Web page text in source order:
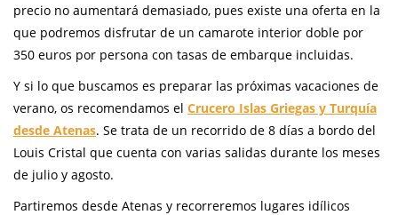
precio no aumentará demasiado, pues existe una oferta en la
que podremos disfrutar de un camarote interior doble por
350 euros por persona con tasas de embarque incluidas.
Y si lo que buscamos es preparar las próximas vacaciones de
verano, os recomendamos el Crucero Islas Griegas y Turquía
desde Atenas. Se trata de un recorrido de 8 días a bordo del
Louis Cristal que cuenta con varias salidas durante los meses
de julio y agosto.
Partiremos desde Atenas y recorreremos lugares idílicos